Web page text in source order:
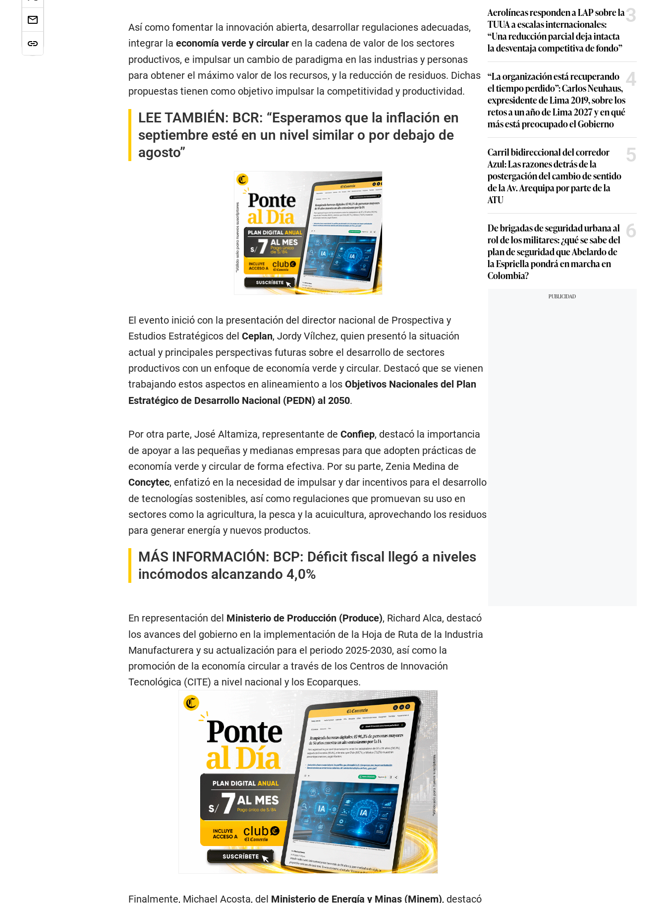
Así como fomentar la innovación abierta, desarrollar regulaciones adecuadas,
integrar la economía verde y circularen la cadena de valor de los sectores
productivos, e impulsar un cambio de paradigma en las industrias y personas
para obtener el máximo valor de los recursos, y la reducción de residuos. Dichas
propuestas tienen como objetivo impulsar la competitividad y productividad.
LEE TAMBIÉN: BCR: “Esperamos que la inflación en
septiembre esté en un nivel similar o por debajo de
agosto”
El evento inició con la presentación del director nacional de Prospectiva y
Estudios Estratégicos del Ceplan, Jordy Vílchez, quien presentó la situación
actual y principales perspectivas futuras sobre el desarrollo de sectores
productivos con un enfoque de economía verde y circular. Destacó que se vienen
trabajando estos aspectos en alineamiento a los Objetivos Nacionales del Plan
Estratégico de Desarrollo Nacional (PEDN) al 2050.
Por otra parte, José Altamiza, representante de Confiep, destacó la importancia
de apoyar a las pequeñas y medianas empresas para que adopten prácticas de
economía verde y circular de forma efectiva. Por su parte, Zenia Medina de
Concytec, enfatizó en la necesidad de impulsar y dar incentivos para el desarrollo
de tecnologías sostenibles, así como regulaciones que promuevan su uso en
sectores como la agricultura, la pesca y la acuicultura, aprovechando los residuos
para generar energía y nuevos productos.
MÁS INFORMACIÓN: BCP: Déficit fiscal llegó a niveles
incómodos alcanzando 4,0%
En representación del Ministerio de Producción (Produce), Richard Alca, destacó
los avances del gobierno en la implementación de la Hoja de Ruta de la Industria
Manufacturera y su actualización para el periodo 2025-2030, así como la
promoción de la economía circular a través de los Centros de Innovación
Tecnológica (CITE) a nivel nacional y los Ecoparques.
Finalmente, Michael Acosta, del Ministerio de Energía y Minas (Minem), destacó
Aerolíneas responden a LAP sobre la
TUUA a escalas internacionales:
“Una reducción parcial deja intacta
la desventaja competitiva de fondo”
3
“La organización está recuperando
el tiempo perdido”: Carlos Neuhaus,
expresidente de Lima 2019, sobre los
retos a un año de Lima 2027 y en qué
más está preocupado el Gobierno
4
Carril bidireccional del corredor
Azul: Las razones detrás de la
postergación del cambio de sentido
de la Av. Arequipa por parte de la
ATU
5
De brigadas de seguridad urbana al
rol de los militares: ¿qué se sabe del
plan de seguridad que Abelardo de
la Espriella pondrá en marcha en
Colombia?
6